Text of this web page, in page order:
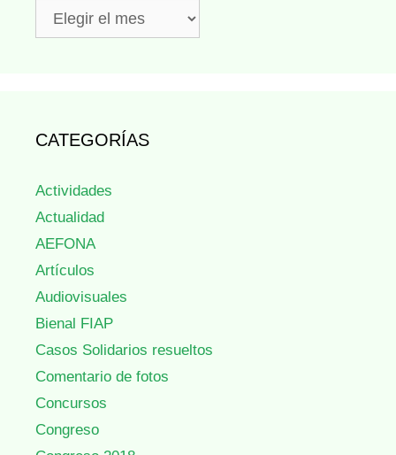
Hemeroteca
CATEGORÍAS
Actividades
Actualidad
AEFONA
Artículos
Audiovisuales
Bienal FIAP
Casos Solidarios resueltos
Comentario de fotos
Concursos
Congreso